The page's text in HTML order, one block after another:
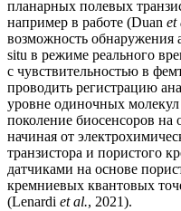
планарных полевых
например в работе (Duan et
возможность обнаружения
situ в режиме реального
с чувствительностью в
проводить регистрацию
уровне одиночных
поколение биосенсоров на
начиная от
транзистора и пористого
датчиками на основе
кремниевых квантовых
(Lenardi et al., 2021).